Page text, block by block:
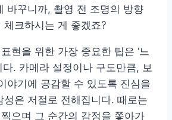
바꾸니까, 촬영 전 조명의 방향
체크하시는 게 좋겠죠?
현을 위한 가장 중요한 팁은 ‘느
다. 카메라 설정이나 구도만큼, 보
야기에 공감할 수 있도록 진심을
성은 저절로 전해집니다. 때로는
으며 그 순간의 감정을 쫓아가